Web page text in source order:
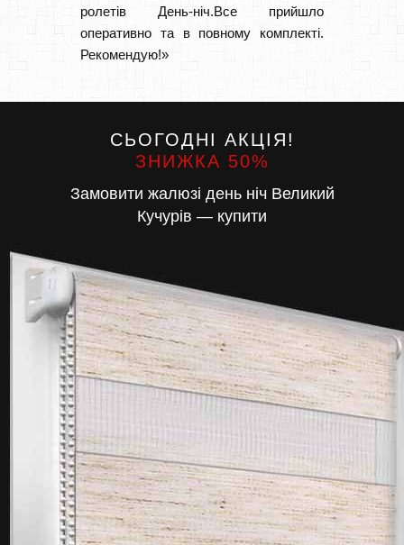
ролетів День-ніч.Все прийшло
оперативно та в повному комплекті.
Рекомендую!»
СЬОГОДНІ АКЦІЯ!
ЗНИЖКА 50%
Замовити жалюзі день ніч Великий
Кучурів — купити